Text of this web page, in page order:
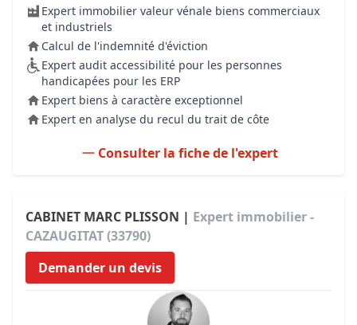
Expert immobilier valeur vénale biens commerciaux
et industriels
Calcul de l'indemnité d'éviction
Expert audit accessibilité pour les personnes
handicapées pour les ERP
Expert biens à caractère exceptionnel
Expert en analyse du recul du trait de côte
Consulter la fiche de l'expert
CABINET MARC PLISSON | Expert immobilier -
CAZAUGITAT (33790)
Demander un devis